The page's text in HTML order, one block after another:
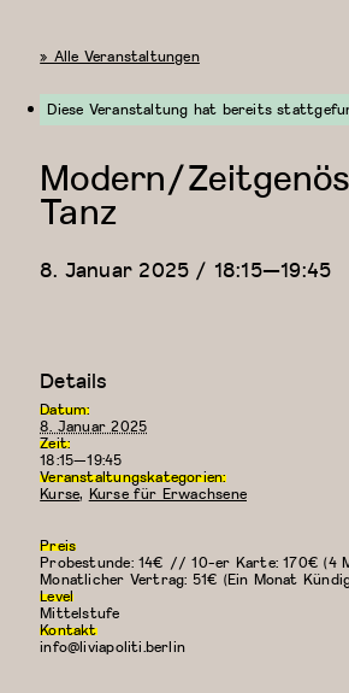
« Alle Veranstaltungen
Diese Veranstaltung hat bereits
Modern/
Tanz
8. Januar 2025 / 18:15—19:45
Details
Datum:
8. Januar 2025
Zeit:
18:15—19:45
Veranstaltungskategorien:
Kurse, Kurse für Erwachsene
Preis
Probestunde: 14€ // 10-er Karte: 170€ (4
Monatlicher Vertrag: 51€ (Ein Monat
Level
Mittelstufe
Kontakt
info@liviapoliti.berlin